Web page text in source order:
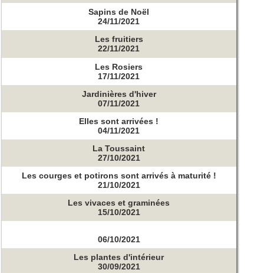
Sapins de Noël
24/11/2021
Les fruitiers
22/11/2021
Les Rosiers
17/11/2021
Jardinières d'hiver
07/11/2021
Elles sont arrivées !
04/11/2021
La Toussaint
27/10/2021
Les courges et potirons sont arrivés à maturité !
21/10/2021
Les vivaces et graminées
15/10/2021
06/10/2021
Les plantes d'intérieur
30/09/2021